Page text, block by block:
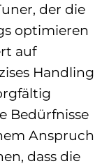
der die
optimieren
auf
Handling
Bedürfnisse
Anspruch
dass die